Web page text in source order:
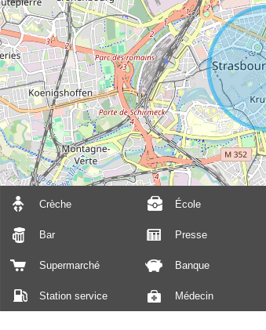
Crèche École
Bar Presse
Supermarché Banque
Station service Médecin